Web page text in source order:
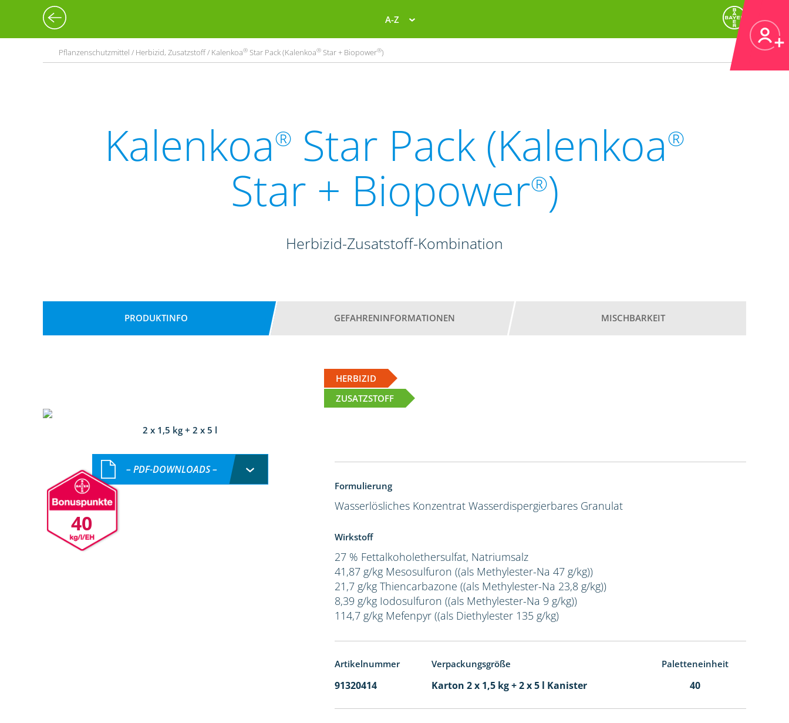
A-Z
Pflanzenschutzmittel / Herbizid, Zusatzstoff / Kalenkoa® Star Pack (Kalenkoa® Star + Biopower®)
Kalenkoa® Star Pack (Kalenkoa®
Star + Biopower®)
Herbizid-Zusatstoff-Kombination
PRODUKTINFO GEFAHRENINFORMATIONEN MISCHBARKEIT
HERBIZID
ZUSATZSTOFF
2 x 1,5 kg + 2 x 5 l
40
– PDF-DOWNLOADS –
Formulierung
Wasserlösliches Konzentrat Wasserdispergierbares Granulat
Wirkstoff
27 % Fettalkoholethersulfat, Natriumsalz
41,87 g/kg Mesosulfuron ((als Methylester-Na 47 g/kg))
21,7 g/kg Thiencarbazone ((als Methylester-Na 23,8 g/kg))
8,39 g/kg Iodosulfuron ((als Methylester-Na 9 g/kg))
114,7 g/kg Mefenpyr ((als Diethylester 135 g/kg)
Artikelnummer Verpackungsgröße Paletteneinheit
91320414 Karton 2 x 1,5 kg + 2 x 5 l Kanister 40